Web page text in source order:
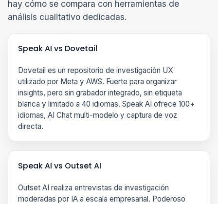
hay cómo se compara con herramientas de
análisis cualitativo dedicadas.
Speak AI vs Dovetail
Dovetail es un repositorio de investigación UX
utilizado por Meta y AWS. Fuerte para organizar
insights, pero sin grabador integrado, sin etiqueta
blanca y limitado a 40 idiomas. Speak AI ofrece 100+
idiomas, AI Chat multi-modelo y captura de voz
directa.
Speak AI vs Outset AI
Outset AI realiza entrevistas de investigación
moderadas por IA a escala empresarial. Poderoso